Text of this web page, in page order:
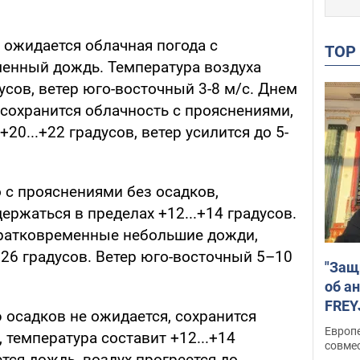
облачная погода с
дождь. Температура воздуха
ветер юго-восточный 3-8 м/с. Днем
облачность с прояснениями,
градусов, ветер усилится до 5-
прояснениями без осадков,
в пределах +12...+14 градусов.
небольшие дожди,
градусов. Ветер юго-восточный 5–10
не ожидается, сохранится
составит +12...+14
об